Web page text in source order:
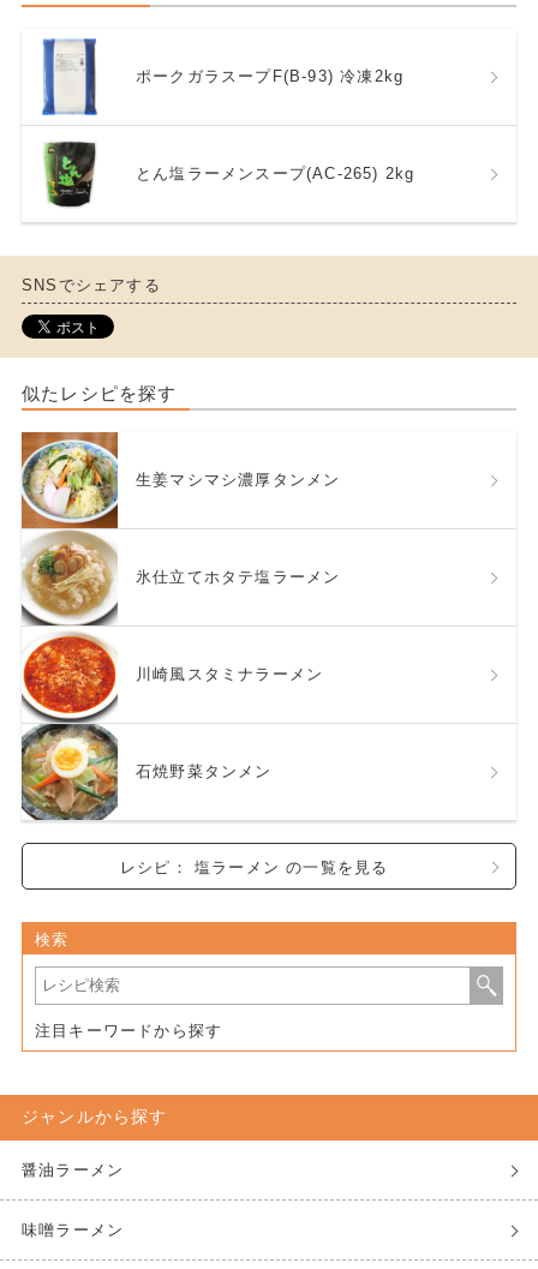
ポークガラスープF(B-93) 冷凍2kg
とん塩ラーメンスープ(AC-265) 2kg
SNSでシェアする
似たレシピを探す
生姜マシマシ濃厚タンメン
氷仕立てホタテ塩ラーメン
川崎風スタミナラーメン
石焼野菜タンメン
レシピ： 塩ラーメン の一覧を見る
検索
注目キーワードから探す
ジャンルから探す
醤油ラーメン
味噌ラーメン